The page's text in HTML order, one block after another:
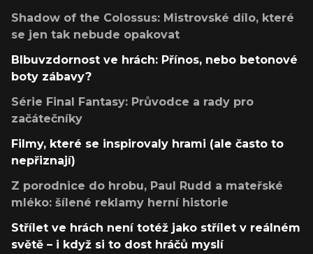
Shadow of the Colossus: Mistrovské dílo, které
se jen tak nebude opakovat
Blbuvzdornost ve hrách: Přínos, nebo betonové
boty zábavy?
Série Final Fantasy: Průvodce a rady pro
začátečníky
Filmy, které se inspirovaly hrami (ale často to
nepřiznají)
Z porodnice do hrobu, Paul Rudd a mateřské
mléko: šílené reklamy herní historie
Střílet ve hrách není totéž jako střílet v reálném
světě – i když si to dost hráčů myslí